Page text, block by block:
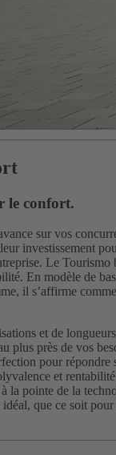
le confort.
sur vos
investissement
Le
En modèle de
il s’affirme
et de
plus près de vos
pour répondre
et
la pointe de la
que ce soit pour